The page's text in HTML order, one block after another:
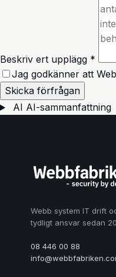
Beskriv ert upplägg *
Jag godkänner att
Skicka förfrågan
AI AI-sammanfattning
Webb system IT drift
tydligt ansvar sedan
08 446 00 88